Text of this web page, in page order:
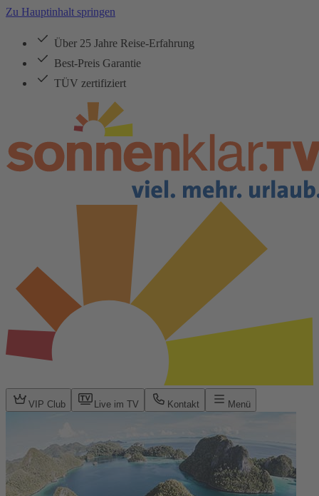
Zu Hauptinhalt springen
Über 25 Jahre Reise-Erfahrung
Best-Preis Garantie
TÜV zertifiziert
VIP Club Live im TV Kontakt Menü